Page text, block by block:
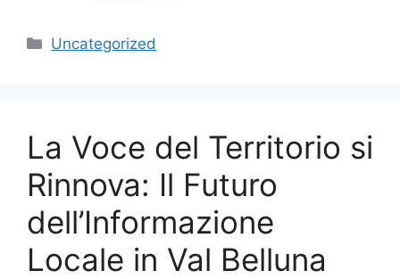
Categories
Uncategorized
La Voce del Territorio si
Rinnova: Il Futuro
dell’Informazione
Locale in Val Belluna